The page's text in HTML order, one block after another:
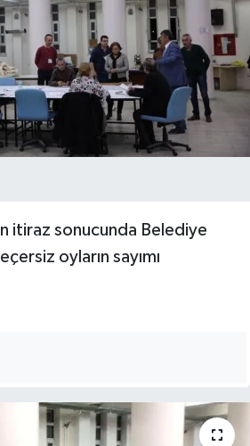
itiraz sonucunda Belediye
oyların sayımı